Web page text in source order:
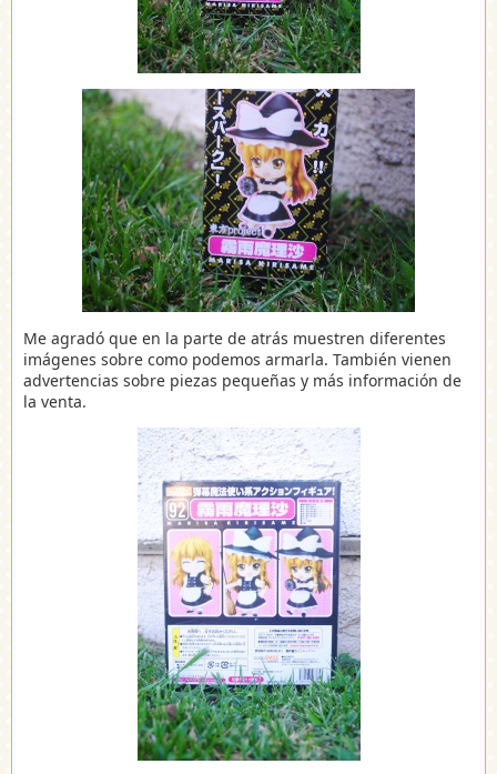
Me agradó que en la parte de atrás muestren diferentes
imágenes sobre como podemos armarla. También vienen
advertencias sobre piezas pequeñas y más información de
la venta.